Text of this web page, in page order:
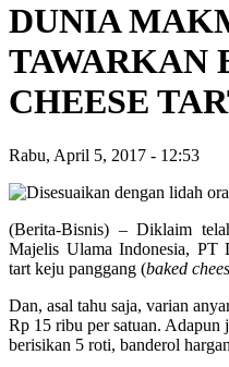
DUNIA
TAWARKAN
CHEESE
Rabu, April 5, 2017 - 12:53
(Berita-Bisnis) – Diklaim
Majelis Ulama Indonesia, PT
tart keju panggang (baked
Dan, asal tahu saja, varian
Rp 15 ribu per satuan.
berisikan 5 roti, banderol